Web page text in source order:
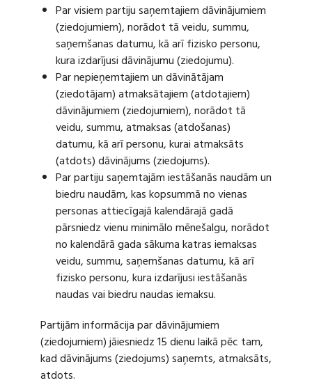
Par visiem partiju saņemtajiem dāvinājumiem
(ziedojumiem), norādot tā veidu, summu,
saņemšanas datumu, kā arī fizisko personu,
kura izdarījusi dāvinājumu (ziedojumu).
Par nepieņemtajiem un dāvinātājam
(ziedotājam) atmaksātajiem (atdotajiem)
dāvinājumiem (ziedojumiem), norādot tā
veidu, summu, atmaksas (atdošanas)
datumu, kā arī personu, kurai atmaksāts
(atdots) dāvinājums (ziedojums).
Par partiju saņemtajām iestāšanās naudām un
biedru naudām, kas kopsummā no vienas
personas attiecīgajā kalendārajā gadā
pārsniedz vienu minimālo mēnešalgu, norādot
no kalendārā gada sākuma katras iemaksas
veidu, summu, saņemšanas datumu, kā arī
fizisko personu, kura izdarījusi iestāšanās
naudas vai biedru naudas iemaksu.
Partijām informācija par dāvinājumiem
(ziedojumiem) jāiesniedz 15 dienu laikā pēc tam,
kad dāvinājums (ziedojums) saņemts, atmaksāts,
atdots.